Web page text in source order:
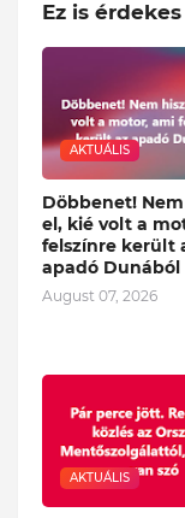
Ez is érdekes
AKTUÁLIS
Döbbenet!
el, kié volt a
felszínre került
apadó Dunából
August 07, 2026
AKTUÁLIS